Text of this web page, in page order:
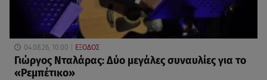
04.08.26, 10:00 ΕΞΟΔΟΣ
Γιώργος Νταλάρας: Δύο μεγάλες συναυλίες για το
«Ρεμπέτικο»